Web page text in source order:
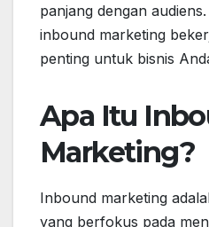
panjang dengan
inbound marketing
penting untuk bisnis
Apa Itu
Marketing?
Inbound marketing
yang berfokus pada